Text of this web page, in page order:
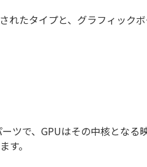
れたタイプと、グラフィック
ツで、GPUはその中核とな
す。